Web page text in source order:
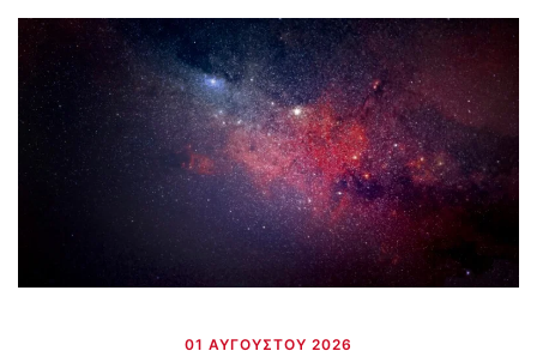
01 ΑΥΓΟΎΣΤΟΥ 2026